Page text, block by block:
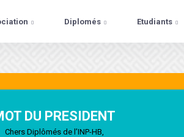
 Diplomés  Etudiants 
DU PRESIDENT
Chers Diplômés de l’INP-HB,